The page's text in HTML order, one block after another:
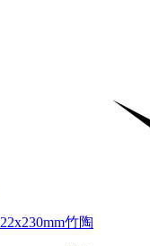
22x230mm竹陶